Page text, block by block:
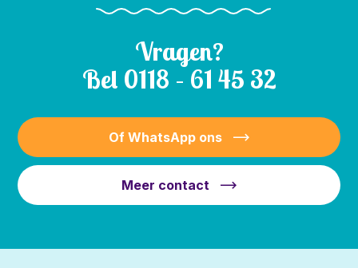
Vragen?
Bel 0118 – 61 45 32
Of WhatsApp ons
Meer contact